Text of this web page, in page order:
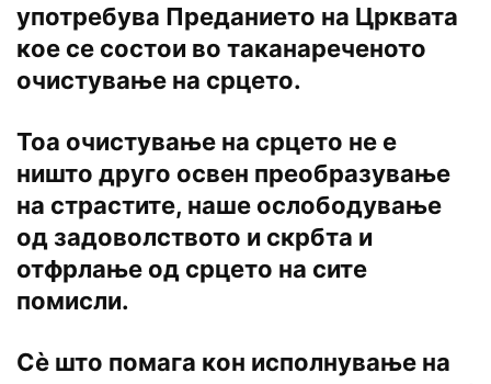
употребува Преданието на Црквата
кое се состои во таканареченото
очистување на срцето.
Тоа очистување на срцето не е
ништо друго освен преобразување
на страстите, наше ослободување
од задоволството и скрбта и
отфрлање од срцето на сите
помисли.
Сè што помага кон исполнување на